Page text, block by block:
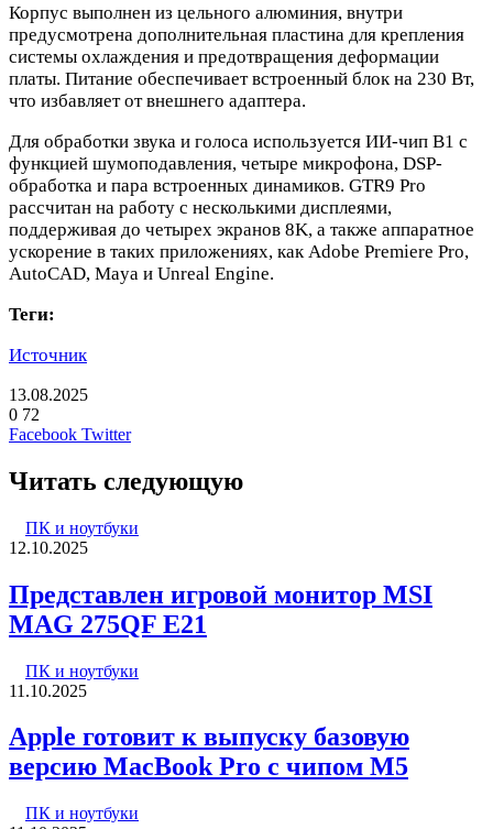
Корпус выполнен из цельного алюминия, внутри
предусмотрена дополнительная пластина для крепления
системы охлаждения и предотвращения деформации
платы. Питание обеспечивает встроенный блок на 230 Вт,
что избавляет от внешнего адаптера.
Для обработки звука и голоса используется ИИ-чип B1 с
функцией шумоподавления, четыре микрофона, DSP-
обработка и пара встроенных динамиков. GTR9 Pro
рассчитан на работу с несколькими дисплеями,
поддерживая до четырех экранов 8K, а также аппаратное
ускорение в таких приложениях, как Adobe Premiere Pro,
AutoCAD, Maya и Unreal Engine.
Теги:
Источник
13.08.2025
0 72
Facebook TwitterLinkedIn
Pinterest
Вконтакте
Одноклассники
Skype
WhatsApp
Telegram
Viber
Читать следующую
ПК и ноутбуки
12.10.2025
Представлен игровой монитор MSI
MAG 275QF E21
ПК и ноутбуки
11.10.2025
Apple готовит к выпуску базовую
версию MacBook Pro с чипом M5
ПК и ноутбуки